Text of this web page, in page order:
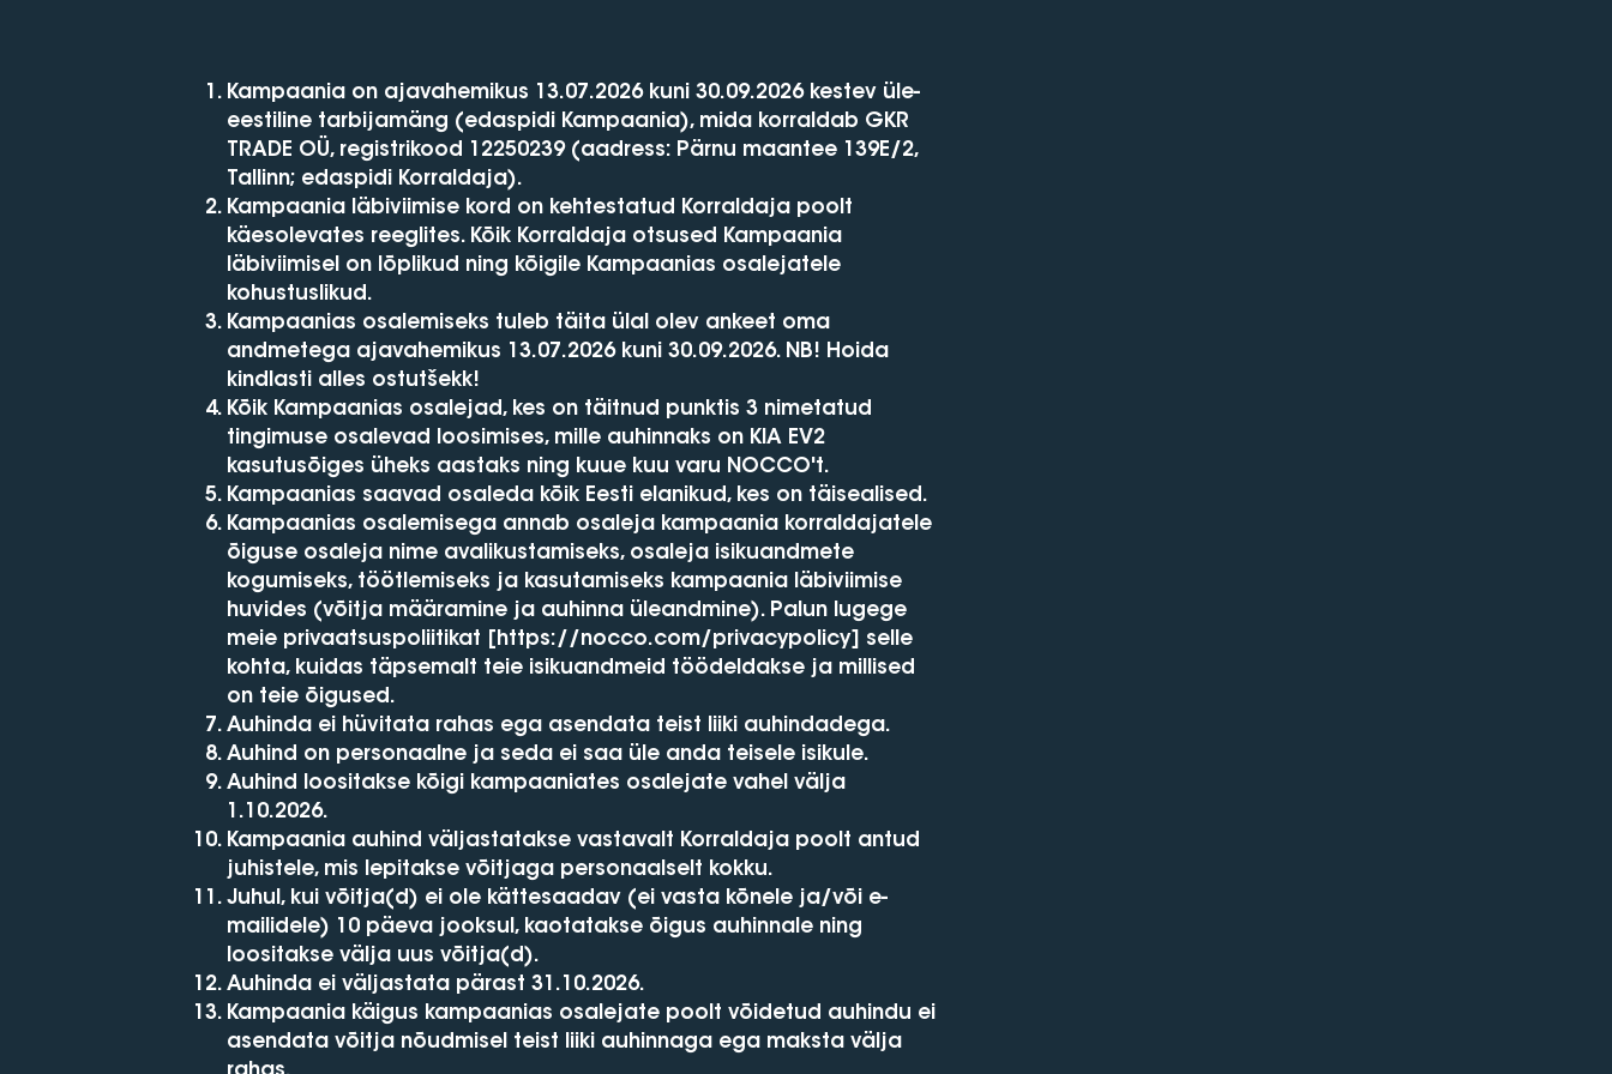
Kampaania on ajavahemikus 13.07.2026 kuni 30.09.2026 kestev üle-
eestiline tarbijamäng (edaspidi Kampaania), mida korraldab GKR
TRADE OÜ, registrikood 12250239 (aadress: Pärnu maantee 139E/2,
Tallinn; edaspidi Korraldaja).
Kampaania läbiviimise kord on kehtestatud Korraldaja poolt
käesolevates reeglites. Kõik Korraldaja otsused Kampaania
läbiviimisel on lõplikud ning kõigile Kampaanias osalejatele
kohustuslikud.
Kampaanias osalemiseks tuleb täita ülal olev ankeet oma
andmetega ajavahemikus 13.07.2026 kuni 30.09.2026. NB! Hoida
kindlasti alles ostutšekk!
Kõik Kampaanias osalejad, kes on täitnud punktis 3 nimetatud
tingimuse osalevad loosimises, mille auhinnaks on KIA EV2
kasutusõiges üheks aastaks ning kuue kuu varu NOCCO't.
Kampaanias saavad osaleda kõik Eesti elanikud, kes on täisealised.
Kampaanias osalemisega annab osaleja kampaania korraldajatele
õiguse osaleja nime avalikustamiseks, osaleja isikuandmete
kogumiseks, töötlemiseks ja kasutamiseks kampaania läbiviimise
huvides (võitja määramine ja auhinna üleandmine). Palun lugege
meie privaatsuspoliitikat [ https://nocco.com/privacypolicy] selle
kohta, kuidas täpsemalt teie isikuandmeid töödeldakse ja millised
on teie õigused.
Auhinda ei hüvitata rahas ega asendata teist liiki auhindadega.
Auhind on personaalne ja seda ei saa üle anda teisele isikule.
Auhind loositakse kõigi kampaaniates osalejate vahel välja
1.10.2026.
Kampaania auhind väljastatakse vastavalt Korraldaja poolt antud
juhistele, mis lepitakse võitjaga personaalselt kokku.
Juhul, kui võitja(d) ei ole kättesaadav (ei vasta kõnele ja/või e-
mailidele) 10 päeva jooksul, kaotatakse õigus auhinnale ning
loositakse välja uus võitja(d).
Auhinda ei väljastata pärast 31.10.2026.
Kampaania käigus kampaanias osalejate poolt võidetud auhindu ei
asendata võitja nõudmisel teist liiki auhinnaga ega maksta välja